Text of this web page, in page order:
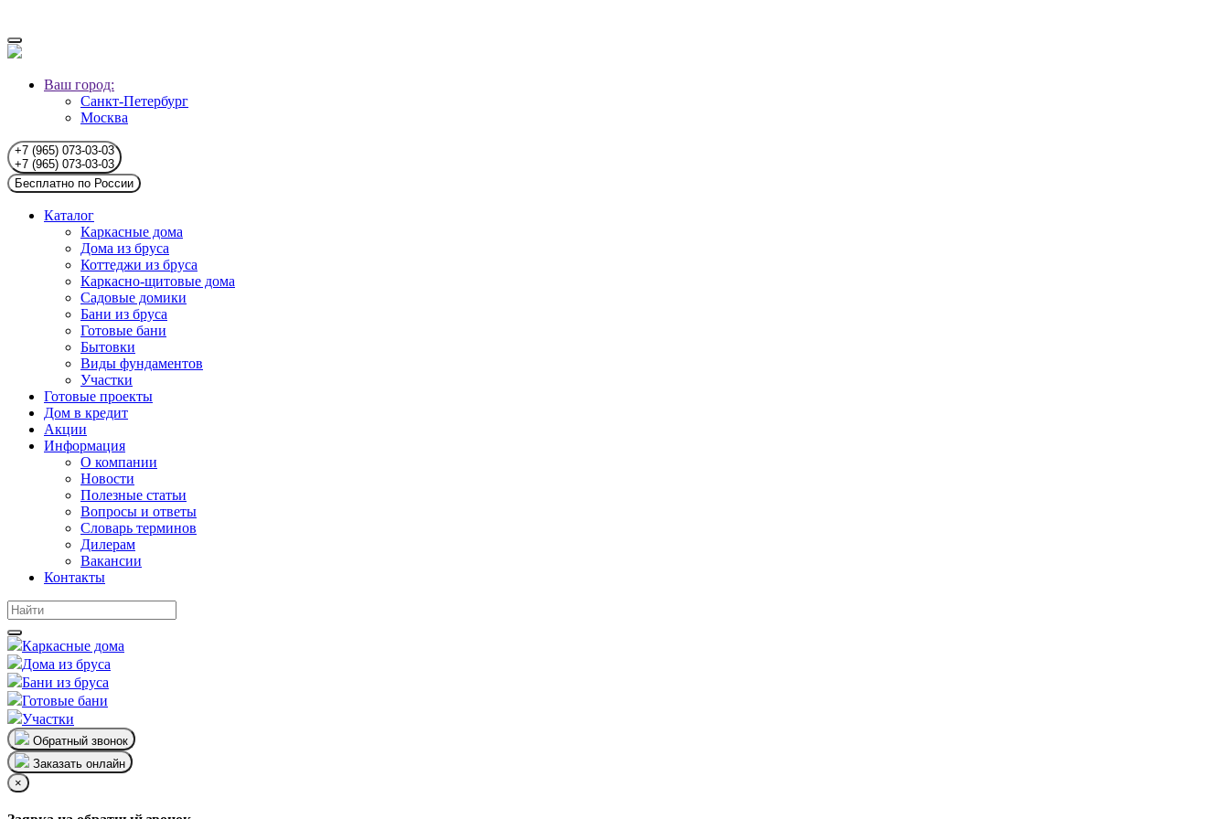
Ваш город:
Санкт-Петербург
Москва
+7 (965) 073-03-03
+7 (965) 073-03-03
Бесплатно по России
Каталог
Каркасные дома
Дома из бруса
Коттеджи из бруса
Каркасно-щитовые дома
Садовые домики
Бани из бруса
Готовые бани
Бытовки
Виды фундаментов
Участки
Готовые проекты
Дом в кредит
Акции
Информация
О компании
Новости
Полезные статьи
Вопросы и ответы
Словарь терминов
Дилерам
Вакансии
Контакты
Каркасные дома
Дома из бруса
Бани из бруса
Готовые бани
Участки
Обратный звонок
Заказать онлайн
×